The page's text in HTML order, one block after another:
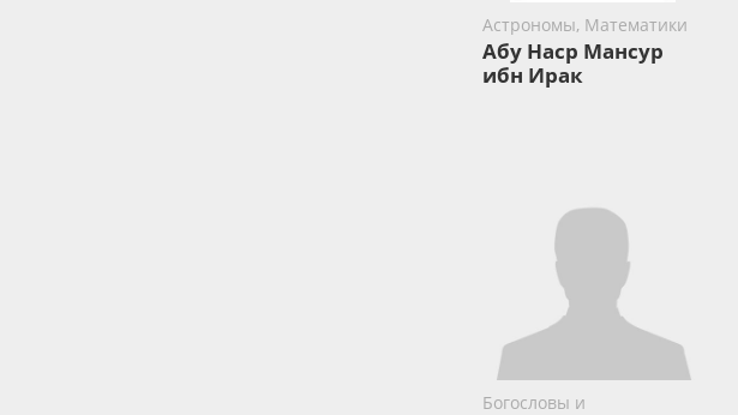
Астрономы, Математики
Абу Наср Мансур
ибн Ирак
Богословы и